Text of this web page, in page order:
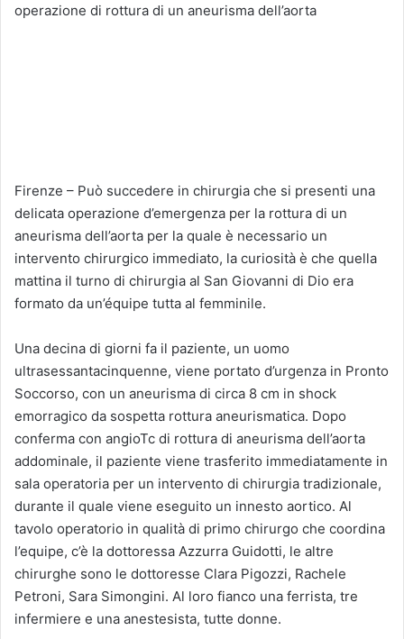
operazione di rottura di un aneurisma dell’aorta
Firenze – Può succedere in chirurgia che si presenti una
delicata operazione d’emergenza per la rottura di un
aneurisma dell’aorta per la quale è necessario un
intervento chirurgico immediato, la curiosità è che quella
mattina il turno di chirurgia al San Giovanni di Dio era
formato da un’équipe tutta al femminile.
Una decina di giorni fa il paziente, un uomo
ultrasessantacinquenne, viene portato d’urgenza in Pronto
Soccorso, con un aneurisma di circa 8 cm in shock
emorragico da sospetta rottura aneurismatica. Dopo
conferma con angioTc di rottura di aneurisma dell’aorta
addominale, il paziente viene trasferito immediatamente in
sala operatoria per un intervento di chirurgia tradizionale,
durante il quale viene eseguito un innesto aortico. Al
tavolo operatorio in qualità di primo chirurgo che coordina
l’equipe, c’è la dottoressa Azzurra Guidotti, le altre
chirurghe sono le dottoresse Clara Pigozzi, Rachele
Petroni, Sara Simongini. Al loro fianco una ferrista, tre
infermiere e una anestesista, tutte donne.